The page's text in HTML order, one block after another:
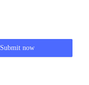
Submit now